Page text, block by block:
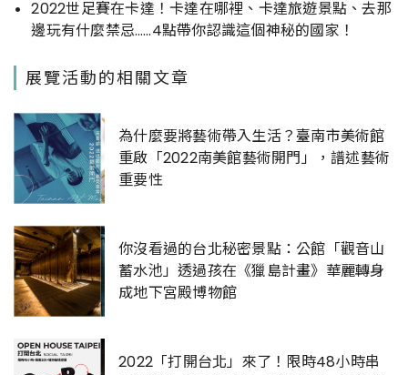
2022世足賽在卡達！卡達在哪裡、卡達旅遊景點、去那
邊玩有什麼禁忌……4點帶你認識這個神秘的國家！
展覽活動的相關文章
為什麼要將藝術帶入生活？臺南市美術館
重啟「2022南美館藝術開門」，譜述藝術
重要性
你沒看過的台北秘密景點：公館「觀音山
蓄水池」透過孩在《獵島計畫》華麗轉身
成地下宮殿博物館
2022「打開台北」來了！限時48小時串